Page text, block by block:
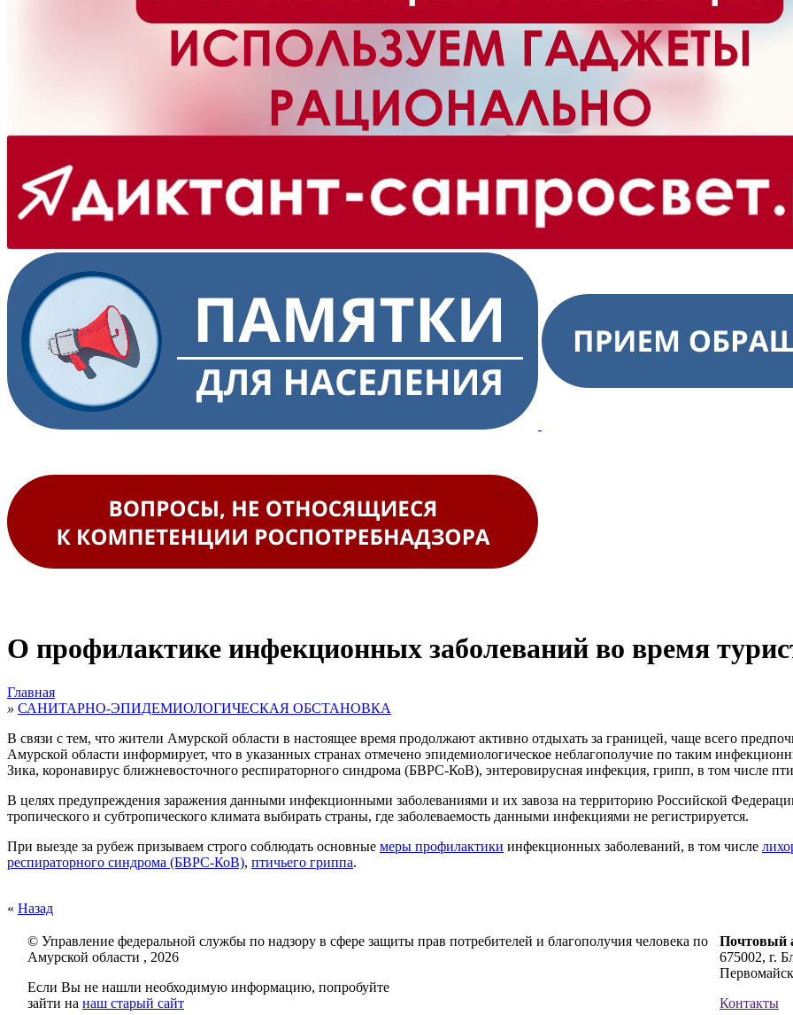
О профилактике инфекционных заболеваний во время
Главная
» САНИТАРНО-ЭПИДЕМИОЛОГИЧЕСКАЯ ОБСТАНОВКА
В связи с тем, что жители Амурской области в настоящее время продолжают активно отдыхать за границей, чаще всего
Амурской области информирует, что в указанных странах отмечено эпидемиологическое неблагополучие по таким
Зика, коронавирус ближневосточного респираторного синдрома (БВРС-КоВ), энтеровирусная инфекция, грипп, в том числе
В целях предупреждения заражения данными инфекционными заболеваниями и их завоза на территорию Российской
тропического и субтропического климата выбирать страны, где заболеваемость данными инфекциями не регистрируется.
При выезде за рубеж призываем строго соблюдать основные меры профилактики инфекционных заболеваний, в том числе
респираторного синдрома (БВРС-КоВ), птичьего гриппа.
« Назад
© Управление федеральной службы по надзору в сфере защиты прав потребителей и благополучия человека по
Амурской области , 2026
Если Вы не нашли необходимую информацию, попробуйте
зайти на наш старый сайт
Почтовый
675002, г.
Контакты